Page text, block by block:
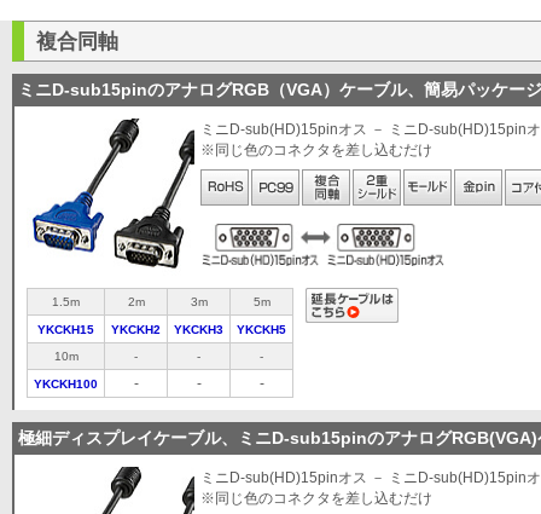
複合同軸
ミニD-sub15pinのアナログRGB（VGA）ケーブル、簡易パッケージ
ミニD-sub(HD)15pinオス － ミニD-sub(HD)15pin
※同じ色のコネクタを差し込むだけ
1.5m 2m 3m 5m
YKCKH15 YKCKH2 YKCKH3
YKCKH5
10m
- - -
YKCKH100 - - -
極細ディスプレイケーブル、ミニD-sub15pinのアナログRGB(VGA)
ミニD-sub(HD)15pinオス － ミニD-sub(HD)15pin
※同じ色のコネクタを差し込むだけ